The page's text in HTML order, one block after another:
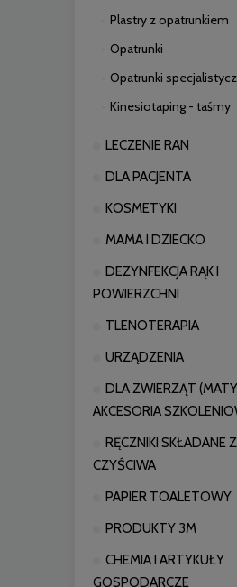
Plastry z opatrunkiem
Opatrunki
Opatrunki
Kinesiotaping - taśmy
LECZENIE RAN
DLA PACJENTA
KOSMETYKI
MAMA I DZIECKO
DEZYNFEKCJA RĄK I
POWIERZCHNI
TLENOTERAPIA
URZĄDZENIA
DLA ZWIERZĄT
AKCESORIA
RĘCZNIKI SKŁADANE
CZYŚCIWA
PAPIER TOALETOWY
PRODUKTY 3M
CHEMIA I ARTYKUŁY
GOSPODARCZE